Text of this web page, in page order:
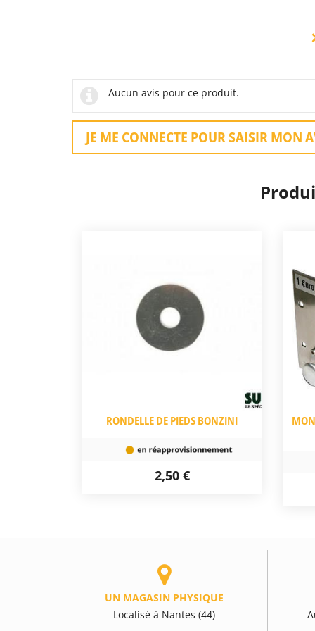
Aucun avis pour ce produit.
JE ME CONNECTE POUR SAISIR MON
RONDELLE DE PIEDS BONZINI
2,50 €
UN MAGASIN PHYSIQUE
Localisé à Nantes (44)